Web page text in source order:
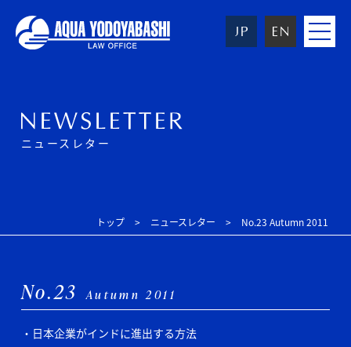
toggle
ニュースレター
トップ ニュースレター No.23 Autumn 2011
No.23 Autumn 2011
日本企業がインドに進出する方法